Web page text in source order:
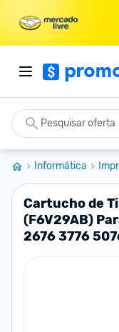
Informática
Cartucho de
(F6V29AB)
2676 3776